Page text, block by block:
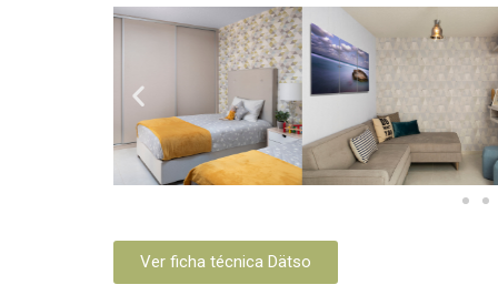
Ver ficha técnica Dätso